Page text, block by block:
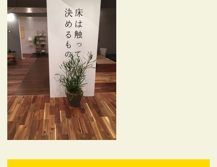
建て替えをお考えの方
耐震対策も安心の家づくり
リフォーム・リノベーションをお考えの方
必見！土地からお探しの方へ
資金計画についてのご相談
ショールーム
お知らせ